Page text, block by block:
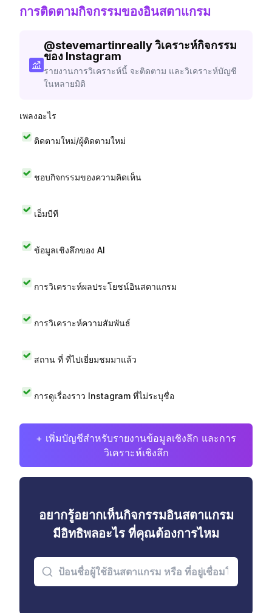
การติดตามกิจกรรมของอินสตาแกรม
@stevemartinreally วิเคราะห์กิจกรรม
ของ Instagram
รายงานการวิเคราะห์นี้ จะติดตาม และวิเคราะห์บัญชี
ในหลายมิติ
เพลงอะไร
ติดตามใหม่/ผู้ติดตามใหม่
ชอบกิจกรรมของความคิดเห็น
เอ็มบีที
ข้อมูลเชิงลึกของ AI
การวิเคราะห์ผลประโยชน์อินสตาแกรม
การวิเคราะห์ความสัมพันธ์
สถาน ที่ ที่ไปเยี่ยมชมมาแล้ว
การดูเรื่องราว Instagram ที่ไม่ระบุชื่อ
+ เพิ่มบัญชีสำหรับรายงานข้อมูลเชิงลึก และการ
วิเคราะห์เชิงลึก
อยากรู้อยากเห็นกิจกรรมอินสตาแกรม
มีอิทธิพลอะไร ที่คุณต้องการไหม